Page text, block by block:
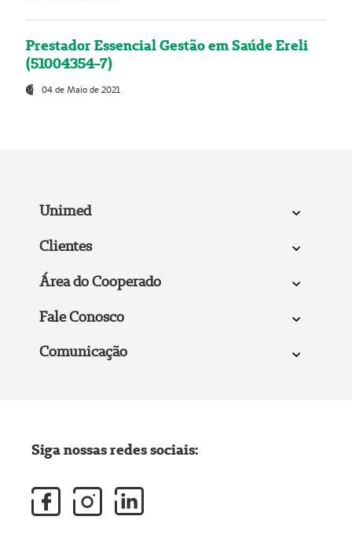
Prestador Essencial Gestão em Saúde Ereli
(51004354-7)
04 de Maio de 2021
Unimed
Clientes
Área do Cooperado
Fale Conosco
Comunicação
Siga nossas redes sociais: